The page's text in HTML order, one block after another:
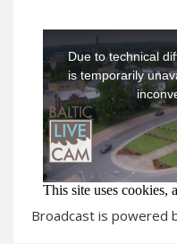
Broadcast is powered